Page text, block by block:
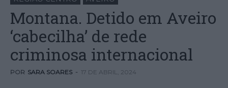
Montana. Detido em Aveiro
‘cabecilha’ de rede
criminosa internacional
POR SARA SOARES - 17 DE ABRIL, 2024